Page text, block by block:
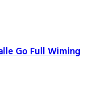
Go Full Wiming